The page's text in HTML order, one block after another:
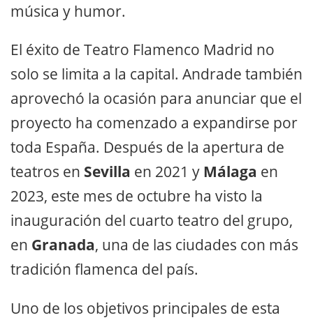
música y humor.
El éxito de Teatro Flamenco Madrid no
solo se limita a la capital. Andrade también
aprovechó la ocasión para anunciar que el
proyecto ha comenzado a expandirse por
toda España. Después de la apertura de
teatros en Sevilla en 2021 y Málaga en
2023, este mes de octubre ha visto la
inauguración del cuarto teatro del grupo,
en Granada, una de las ciudades con más
tradición flamenca del país.
Uno de los objetivos principales de esta